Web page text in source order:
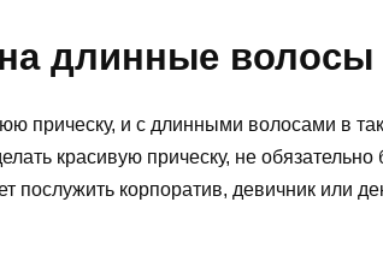
длинные волосы
прическу, и с длинными волосами в
красивую прическу, не обязательно
послужить корпоратив, девичник или